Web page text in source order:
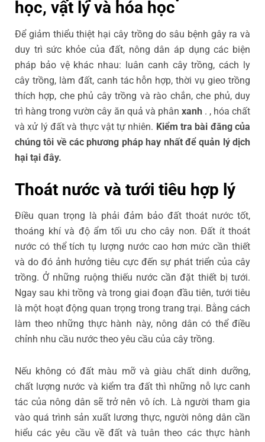
học, vật lý và hóa học
Để giảm thiểu thiệt hại cây trồng do sâu bệnh gây ra và
duy trì sức khỏe của đất, nông dân áp dụng các biện
pháp bảo vệ khác nhau: luân canh cây trồng, cách ly
cây trồng, làm đất, canh tác hỗn hợp, thời vụ gieo trồng
thích hợp, che phủ cây trồng và rào chắn, che phủ, duy
trì hàng trong vườn cây ăn quả và phân xanh . , hóa chất
và xử lý đất và thực vật tự nhiên. Kiểm tra bài đăng của
chúng tôi về các phương pháp hay nhất để quản lý dịch
hại tại đây.
Thoát nước và tưới tiêu hợp lý
Điều quan trọng là phải đảm bảo đất thoát nước tốt,
thoáng khí và độ ẩm tối ưu cho cây non. Đất ít thoát
nước có thể tích tụ lượng nước cao hơn mức cần thiết
và do đó ảnh hưởng tiêu cực đến sự phát triển của cây
trồng. Ở những ruộng thiếu nước cần đặt thiết bị tưới.
Ngay sau khi trồng và trong giai đoạn đầu tiên, tưới tiêu
là một hoạt động quan trọng trong trang trại. Bằng cách
làm theo những thực hành này, nông dân có thể điều
chỉnh nhu cầu nước theo yêu cầu của cây trồng.
Nếu không có đất màu mỡ và giàu chất dinh dưỡng,
chất lượng nước và kiểm tra đất thì những nỗ lực canh
tác của nông dân sẽ trở nên vô ích. Là người tham gia
vào quá trình sản xuất lương thực, người nông dân cần
hiểu các yêu cầu về đất và tuân theo các thực hành